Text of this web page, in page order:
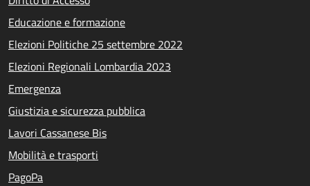
Educazione e formazione
Elezioni Politiche 25 settembre 2022
Elezioni Regionali Lombardia 2023
Emergenza
Giustizia e sicurezza pubblica
Lavori Cassanese Bis
Mobilità e trasporti
PagoPa